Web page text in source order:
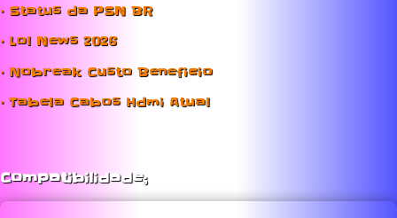
• Status da PSN BR
• Lol News 2026
• Nobreak Custo Beneficio
• Tabela Cabos Hdmi Atual
Compatibilidade;